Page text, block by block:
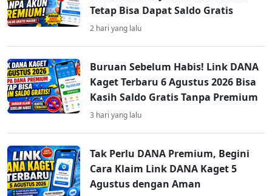
Tetap Bisa Dapat Saldo Gratis
2 hari yang lalu
Buruan Sebelum Habis! Link DANA
Kaget Terbaru 6 Agustus 2026 Bisa
Kasih Saldo Gratis Tanpa Premium
3 hari yang lalu
Tak Perlu DANA Premium, Begini
Cara Klaim Link DANA Kaget 5
Agustus dengan Aman